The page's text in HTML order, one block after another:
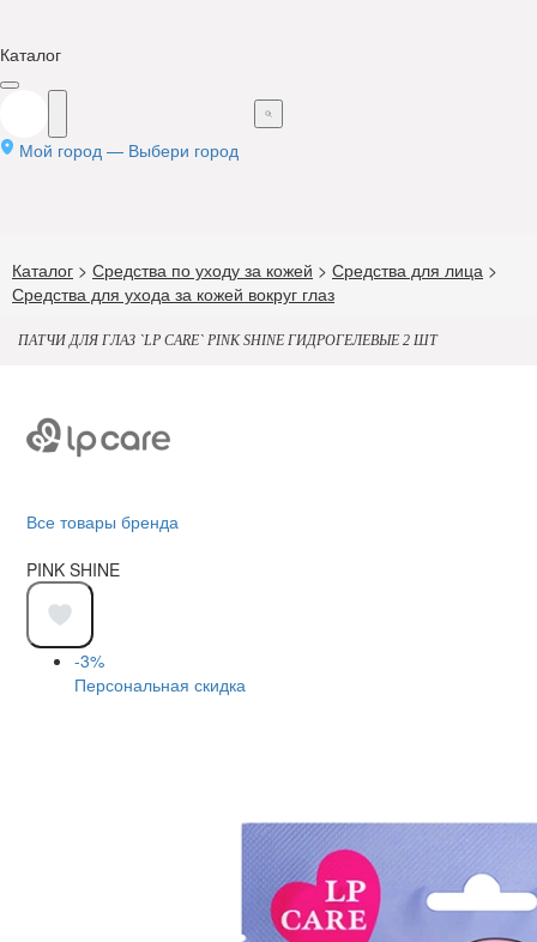
Каталог
Мой город — Выбери город
Каталог > Средства по уходу за кожей > Средства для лица >
Средства для ухода за кожей вокруг глаз
ПАТЧИ ДЛЯ ГЛАЗ `LP CARE` PINK SHINE ГИДРОГЕЛЕВЫЕ 2 ШТ
Все товары бренда
PINK SHINE
-3%
Персональная скидка